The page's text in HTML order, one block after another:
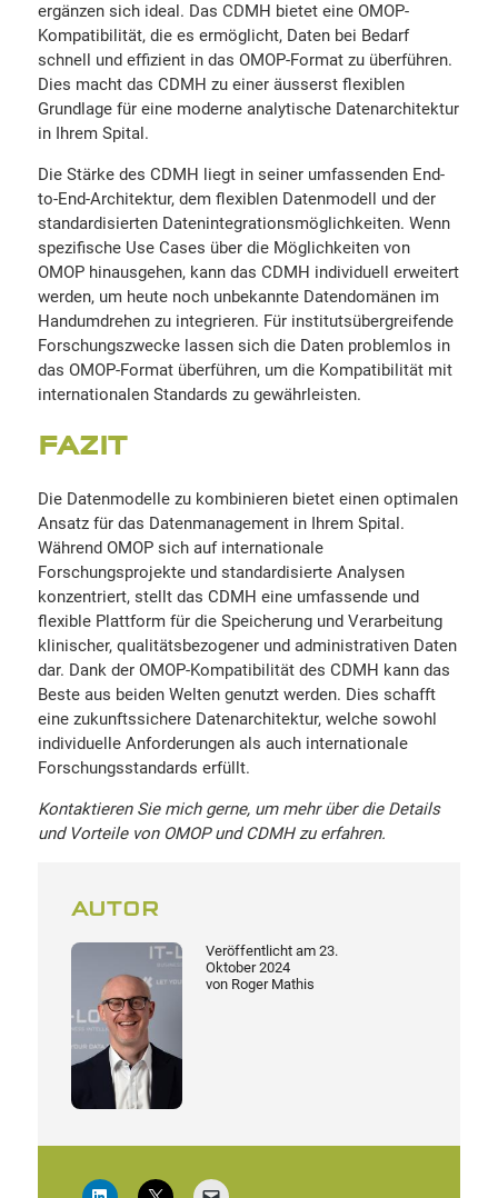
ergänzen sich ideal. Das CDMH bietet eine OMOP-
Kompatibilität, die es ermöglicht, Daten bei Bedarf
schnell und effizient in das OMOP-Format zu überführen.
Dies macht das CDMH zu einer äusserst flexiblen
Grundlage für eine moderne analytische Datenarchitektur
in Ihrem Spital.
Die Stärke des CDMH liegt in seiner umfassenden End-
to-End-Architektur, dem flexiblen Datenmodell und der
standardisierten Datenintegrationsmöglichkeiten. Wenn
spezifische Use Cases über die Möglichkeiten von
OMOP hinausgehen, kann das CDMH individuell erweitert
werden, um heute noch unbekannte Datendomänen im
Handumdrehen zu integrieren. Für institutsübergreifende
Forschungszwecke lassen sich die Daten problemlos in
das OMOP-Format überführen, um die Kompatibilität mit
internationalen Standards zu gewährleisten.
FAZIT
Die Datenmodelle zu kombinieren bietet einen optimalen
Ansatz für das Datenmanagement in Ihrem Spital.
Während OMOP sich auf internationale
Forschungsprojekte und standardisierte Analysen
konzentriert, stellt das CDMH eine umfassende und
flexible Plattform für die Speicherung und Verarbeitung
klinischer, qualitätsbezogener und administrativen Daten
dar. Dank der OMOP-Kompatibilität des CDMH kann das
Beste aus beiden Welten genutzt werden. Dies schafft
eine zukunftssichere Datenarchitektur, welche sowohl
individuelle Anforderungen als auch internationale
Forschungsstandards erfüllt.
Kontaktieren Sie mich gerne, um mehr über die Details
und Vorteile von OMOP und CDMH zu erfahren.
AUTOR
Veröffentlicht am 23.
Oktober 2024
von Roger Mathis